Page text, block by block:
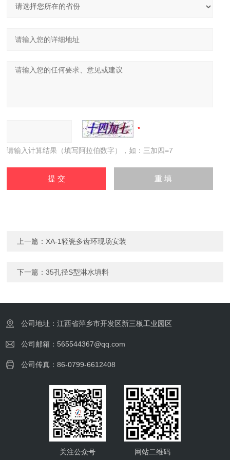
请输入计算结果（填写阿拉伯数字），如：三加四=7
上一篇： XA-1轻瓷多齿环现场安装
下一篇：35孔径S型淋水填料
公司地址：江西省萍乡市开发区新三板工业园区
公司邮箱：565544367@qq.com
公司传真：86-0799-6612408
关注公众号 网站二维码